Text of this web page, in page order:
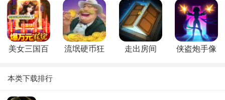
包版领红包
无敌
索
美女三国百
流氓硬币狂
走出房间
侠盗炮手像
本类下载排行